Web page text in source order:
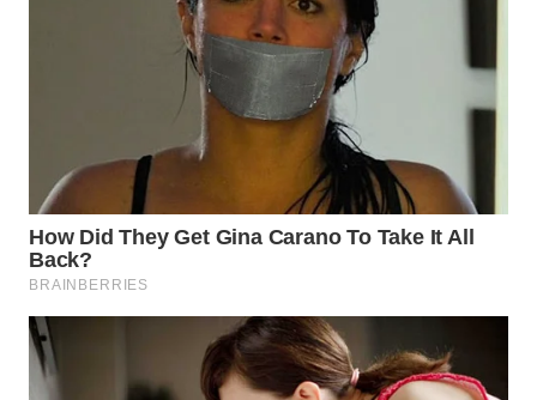
WAHANA
LISTRIK
WAHANA
TRAVEL
WAHANA